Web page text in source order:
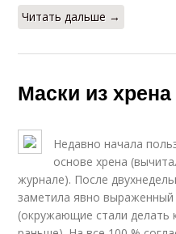
Читать дальше →
Маски из
Недавно начала
основе хрена
журнале). После
заметила явно
(окружающие стали делать